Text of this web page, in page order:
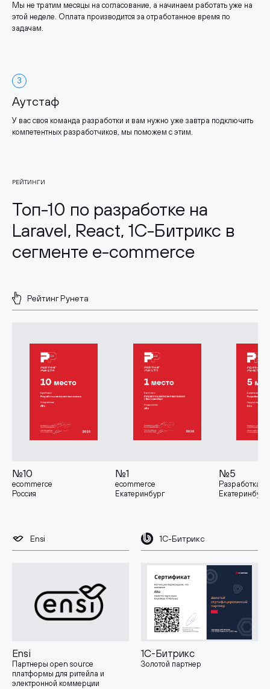
Мы не тратим месяцы на согласование, а начинаем работать уже на
этой неделе. Оплата производится за отработанное время по
задачам.
3
Аутстаф
У вас своя команда разработки и вам нужно уже завтра подключить
компетентных разработчиков, мы поможем с этим.
РЕЙТИНГИ
Топ-10 по разработке на
Laravel, React, 1С-Битрикс в
сегменте e-commerce
Рейтинг Рунета
№10
ecommerce
Россия
№1
ecommerce
Екатеринбург
№5
Разработка
Екатеринбург
Ensi
Ensi
Партнеры open source
платформы для ритейла и
электронной коммерции
1С-Битрикс
1С-Битрикс
Золотой партнер